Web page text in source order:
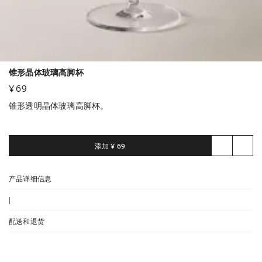
锥形晶体玻璃高脚杯
¥ 69
锥形透明晶体玻璃高脚杯。
添加¥ 69
产品详细信息
配送和退货